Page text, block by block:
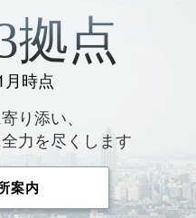
拠点
時点
り添い、
力を尽くします
案内